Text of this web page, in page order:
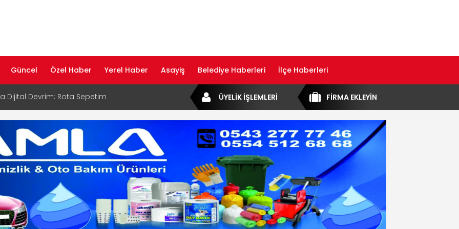
Güncel Özel Haber Yerel Haber Asayiş Belediye Haberleri İlçe Haberleri
Dijital Devrim: Rota Sepetim
Bölge Müdürü Makam Koltuğunu
Rehberi ile Google ve Yapay Zeka
Öne Çıkın
Rehberi Hizmete Girdi
Yayın Hayatına Başladı | Hızlı ve Akıllı
FİRMA EKLEYİN
ÜYELİK İŞLEMLERİ